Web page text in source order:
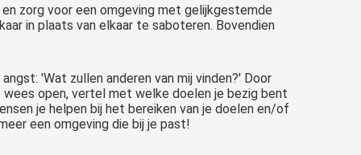
zorg voor een omgeving met gelijkgestemde
in plaats van elkaar te saboteren. Bovendien
'Wat zullen anderen van mij vinden?' Door
open, vertel met welke doelen je bezig bent
je helpen bij het bereiken van je doelen en/of
een omgeving die bij je past!